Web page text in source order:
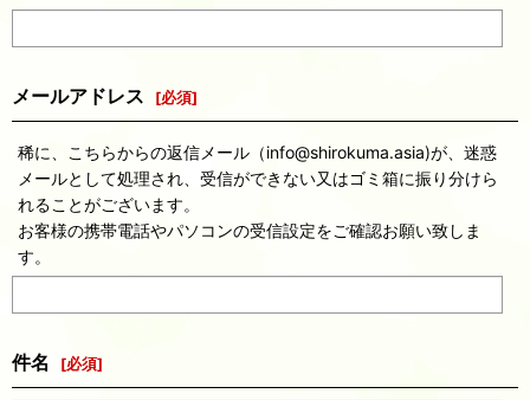
メールアドレス [必須]
稀に、こちらからの返信メール（info@shirokuma.asia)が、迷惑
メールとして処理され、受信ができない又はゴミ箱に振り分けら
れることがございます。
お客様の携帯電話やパソコンの受信設定をご確認お願い致しま
す。
件名 [必須]